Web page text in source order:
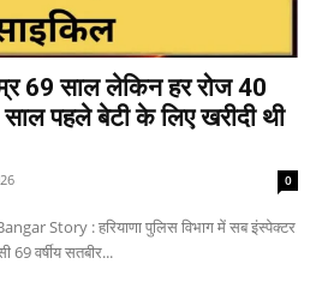
69 साल लेकिन हर रोज 40
पहले बेटी के लिए खरीदी थी
0
Story : हरियाणा पुलिस विभाग में सब इंस्पेक्टर
वर्षीय सतबीर...